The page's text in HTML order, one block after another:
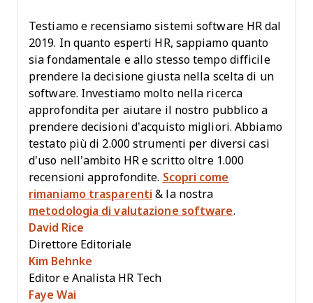
Testiamo e recensiamo sistemi software HR dal
2019. In quanto esperti HR, sappiamo quanto
sia fondamentale e allo stesso tempo difficile
prendere la decisione giusta nella scelta di un
software. Investiamo molto nella ricerca
approfondita per aiutare il nostro pubblico a
prendere decisioni d’acquisto migliori. Abbiamo
testato più di 2.000 strumenti per diversi casi
d’uso nell’ambito HR e scritto oltre 1.000
recensioni approfondite. Scopri come
rimaniamo trasparenti & la nostra
metodologia di valutazione software.
David Rice
Direttore Editoriale
Kim Behnke
Editor e Analista HR Tech
Faye Wai